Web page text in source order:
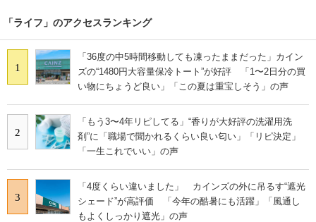
「ライフ」のアクセスランキング
1
「36度の中5時間移動しても凍ったままだった」カイン
ズの“1480円大容量保冷トート”が好評 「1〜2日分の買
い物にちょうど良い」「この夏は重宝しそう」の声
2
「もう3〜4年リピしてる」“香りが大好評の洗濯用洗
剤”に「職場で聞かれるくらい良い匂い」「リピ決定」
「一生これでいい」の声
3
「4度くらい違いました」 カインズの外に吊るす“遮光
シェード”が高評価 「今年の酷暑にも活躍」「風通し
もよくしっかり遮光」の声